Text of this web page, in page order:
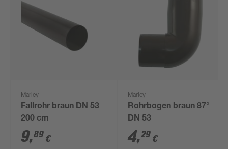
Marley
Fallrohr braun DN 53
200 cm
9,89 €
Marley
Rohrbogen braun 87°
DN 53
4,29 €